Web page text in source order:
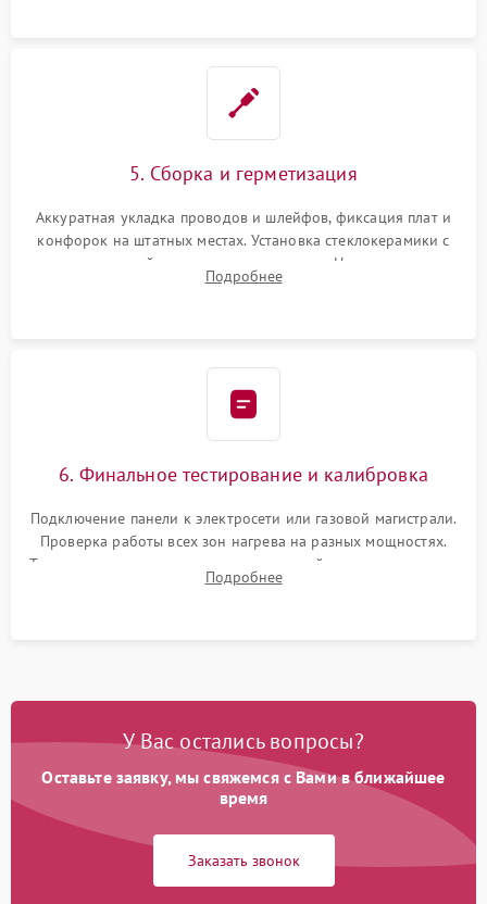
5. Сборка и герметизация
Аккуратная укладка проводов и шлейфов, фиксация плат и
конфорок на штатных местах. Установка стеклокерамики с
проверкой равномерности зазоров. Нанесение
термостойкого герметика или укладка уплотнительной
Подробнее
6. Финальное тестирование и калибровка
Подключение панели к электросети или газовой магистрали.
Проверка работы всех зон нагрева на разных мощностях.
Тестирование сенсорного управления, таймера, индикаторов
остаточного тепла и систем защиты от перегрева.
Подробнее
У Вас остались вопросы?
Оставьте заявку, мы свяжемся с Вами в ближайшее
время
Заказать звонок